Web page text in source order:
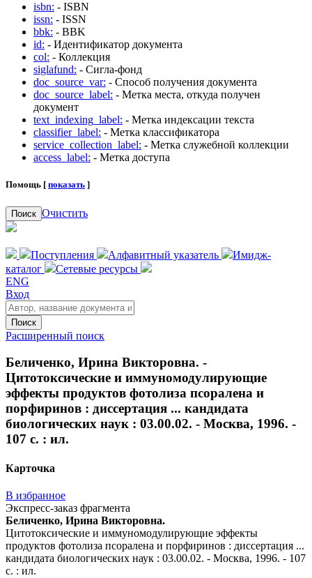
isbn: - ISBN
issn: - ISSN
bbk: - BBK
id: - Идентификатор документа
col: - Коллекция
siglafund: - Сигла-фонд
doc_source_var: - Способ получения документа
doc_source_label: - Метка места, откуда получен
документ
text_indexing_label: - Метка индексации текста
classifier_label: - Метка классификатора
service_collection_label: - Метка служебной коллекции
access_label: - Метка доступа
Помощь [ показать ]
Поиск Очистить
Поступления Алфавитный указатель
Имидж-
каталог
Сетевые ресурсы
ENG
Вход
Поиск
Расширенный поиск
Беличенко, Ирина Викторовна. -
Цитотоксические и иммуномодулирующие
эффекты продуктов фотолиза псоралена и
порфиринов : диссертация ... кандидата
биологических наук : 03.00.02. - Москва, 1996. -
107 с. : ил.
Карточка
В избранное
Экспресс-заказ фрагмента
Беличенко, Ирина Викторовна.
Цитотоксические и иммуномодулирующие эффекты
продуктов фотолиза псоралена и порфиринов : диссертация ...
кандидата биологических наук : 03.00.02. - Москва, 1996. - 107
с. : ил.